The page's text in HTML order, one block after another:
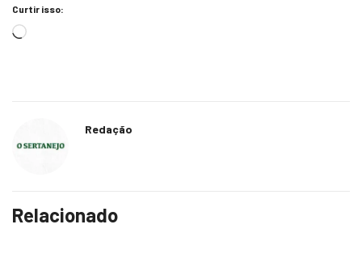
Curtir isso:
Redação
Relacionado